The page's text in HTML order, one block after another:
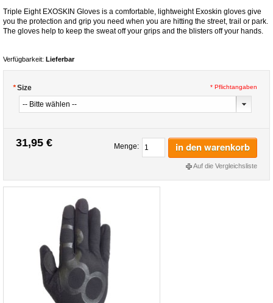
Triple Eight EXOSKIN Gloves is a comfortable, lightweight Exoskin gloves give
you the protection and grip you need when you are hitting the street, trail or park.
The gloves help to keep the sweat off your grips and the blisters off your hands.
Verfügbarkeit: Lieferbar
*Size * Pflichtangaben
31,95 € Menge: in den warenkorb
Auf die Vergleichsliste